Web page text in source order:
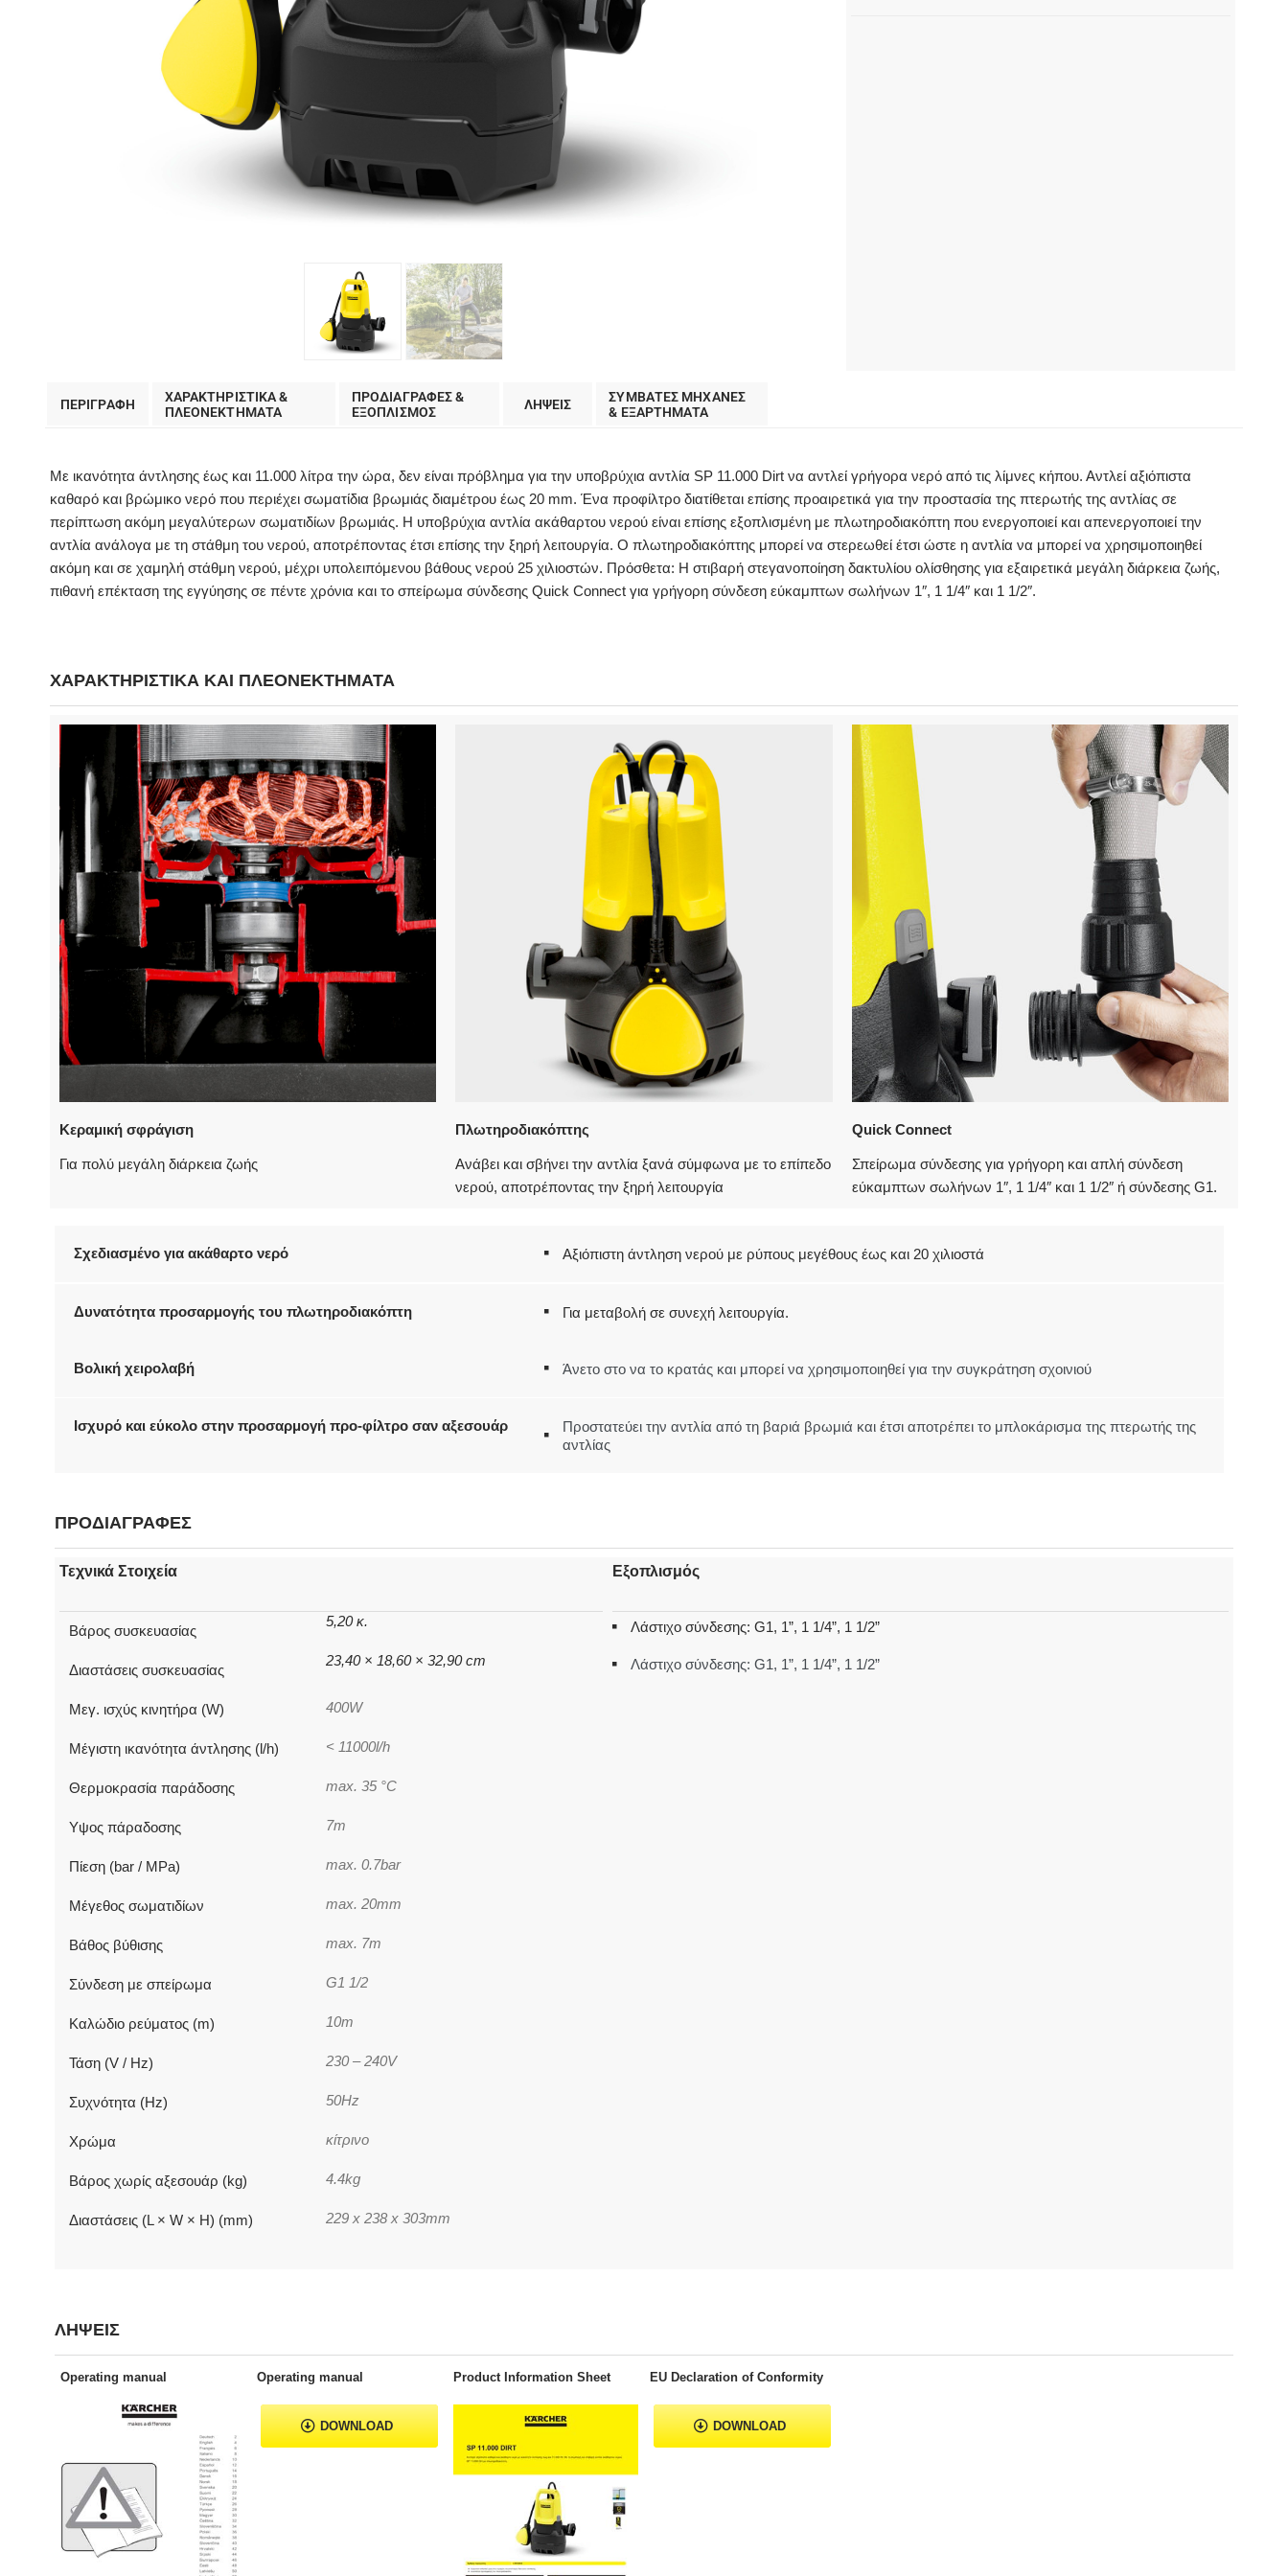
ΠΕΡΙΓΡΑΦΗ
ΧΑΡΑΚΤΗΡΙΣΤΙΚΑ &
ΠΛΕΟΝΕΚΤΗΜΑΤΑ
ΠΡΟΔΙΑΓΡΑΦΕΣ &
EΞΟΠΛΙΣΜΟΣ
ΛΗΨΕΙΣ
ΣΥΜΒΑΤΕΣ ΜΗΧΑΝΕΣ
& ΕΞΑΡΤΗΜΑΤΑ
Με ικανότητα άντλησης έως και 11.000 λίτρα την ώρα, δεν είναι πρόβλημα για την υποβρύχια αντλία SP 11.000 Dirt να αντλεί γρήγορα νερό από τις λίμνες κήπου. Αντλεί αξιόπιστα
καθαρό και βρώμικο νερό που περιέχει σωματίδια βρωμιάς διαμέτρου έως 20 mm. Ένα προφίλτρο διατίθεται επίσης προαιρετικά για την προστασία της πτερωτής της αντλίας σε
περίπτωση ακόμη μεγαλύτερων σωματιδίων βρωμιάς. Η υποβρύχια αντλία ακάθαρτου νερού είναι επίσης εξοπλισμένη με πλωτηροδιακόπτη που ενεργοποιεί και απενεργοποιεί την
αντλία ανάλογα με τη στάθμη του νερού, αποτρέποντας έτσι επίσης την ξηρή λειτουργία. Ο πλωτηροδιακόπτης μπορεί να στερεωθεί έτσι ώστε η αντλία να μπορεί να χρησιμοποιηθεί
ακόμη και σε χαμηλή στάθμη νερού, μέχρι υπολειπόμενου βάθους νερού 25 χιλιοστών. Πρόσθετα: Η στιβαρή στεγανοποίηση δακτυλίου ολίσθησης για εξαιρετικά μεγάλη διάρκεια ζωής,
πιθανή επέκταση της εγγύησης σε πέντε χρόνια και το σπείρωμα σύνδεσης Quick Connect για γρήγορη σύνδεση εύκαμπτων σωλήνων 1″, 1 1/4″ και 1 1/2″.
ΧΑΡΑΚΤΗΡΙΣΤΙΚΑ ΚΑΙ ΠΛΕΟΝΕΚΤΗΜΑΤΑ
Κεραμική σφράγιση
Για πολύ μεγάλη διάρκεια ζωής
Πλωτηροδιακόπτης
Ανάβει και σβήνει την αντλία ξανά σύμφωνα με το επίπεδο
νερού, αποτρέποντας την ξηρή λειτουργία
Quick Connect
Σπείρωμα σύνδεσης για γρήγορη και απλή σύνδεση
εύκαμπτων σωλήνων 1″, 1 1/4″ και 1 1/2″ ή σύνδεσης G1.
Σχεδιασμένο για ακάθαρτο νερό Αξιόπιστη άντληση νερού με ρύπους μεγέθους έως και 20 χιλιοστά
Δυνατότητα προσαρμογής του πλωτηροδιακόπτη Για μεταβολή σε συνεχή λειτουργία.
Βολική χειρολαβή Άνετο στο να το κρατάς και μπορεί να χρησιμοποιηθεί για την συγκράτηση σχοινιού
Ισχυρό και εύκολο στην προσαρμογή προ-φίλτρο σαν αξεσουάρ
Προστατεύει την αντλία από τη βαριά βρωμιά και έτσι αποτρέπει το μπλοκάρισμα της πτερωτής της
αντλίας
ΠΡΟΔΙΑΓΡΑΦΕΣ
Τεχνικά Στοιχεία
Βάρος συσκευασίας
5,20 κ.
Διαστάσεις συσκευασίας
23,40 × 18,60 × 32,90 cm
Μεγ. ισχύς κινητήρα (W) 400W
Μέγιστη ικανότητα άντλησης (l/h) < 11000l/h
Θερμοκρασία παράδοσης max. 35 °C
Υψος πάραδοσης 7m
Πίεση (bar / MPa) max. 0.7bar
Μέγεθος σωματιδίων max. 20mm
Βάθος βύθισης max. 7m
Σύνδεση με σπείρωμα G1 1/2
Καλώδιο ρεύματος (m) 10m
Τάση (V / Hz) 230 – 240V
Συχνότητα (Hz) 50Hz
Χρώμα κίτρινο
Βάρος χωρίς αξεσουάρ (kg) 4.4kg
Διαστάσεις (L × W × H) (mm) 229 x 238 x 303mm
Εξοπλισμός
Λάστιχο σύνδεσης: G1, 1”, 1 1/4”, 1 1/2”
Λάστιχο σύνδεσης: G1, 1”, 1 1/4”, 1 1/2”
ΛΗΨΕΙΣ
Operating manual Operating manual
DOWNLOAD
Product Information Sheet EU Declaration of Conformity
DOWNLOAD